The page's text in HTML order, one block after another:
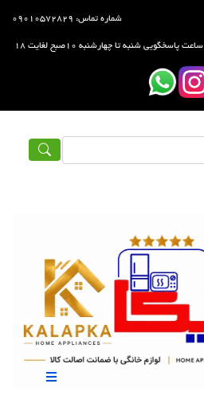
شماره تماس: ۰۹۰۱۰۵۷۲۸۲۹
ساعت پاسخگویی شنبه تا چهارشنبه ۱۰صبح لغایت ۱۸